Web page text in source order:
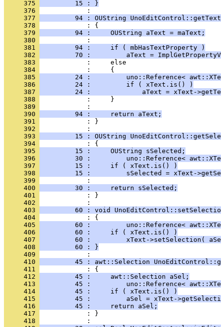
     375
         15 : }
     376
     377
94 : OUString
     378
     379
         94 :     OUString aText = maText;
     380
     381
         94 :     if ( mbHasTextProperty )
     382
70 :         aText =
     383
     384
     385
24 :         uno::Reference<
     386
         24 :         if ( xText.is() )
     387
24 :             aText = xText-
     388
     389
     390
         94 :     return aText;
     391
            : }
     392
     393
15 : OUString
     394
     395
         15 :     OUString sSelected;
     396
30 :         uno::Reference<
     397
         15 :     if ( xText.is() )
     398
15 :         sSelected = xText-
     399
     400
         30 :     return sSelected;
     401
            : }
     402
     403
60 : void
     404
     405
60 :         uno::Reference<
     406
         60 :     if ( xText.is() )
     407
60 :         xText->setSelection(
     408
         60 : }
     409
     410
45 : awt::Selection
     411
     412
         45 :     awt::Selection aSel;
     413
45 :         uno::Reference<
     414
         45 :     if ( xText.is() )
     415
45 :         aSel = xText-
     416
         45 :     return aSel;
     417
            : }
     418